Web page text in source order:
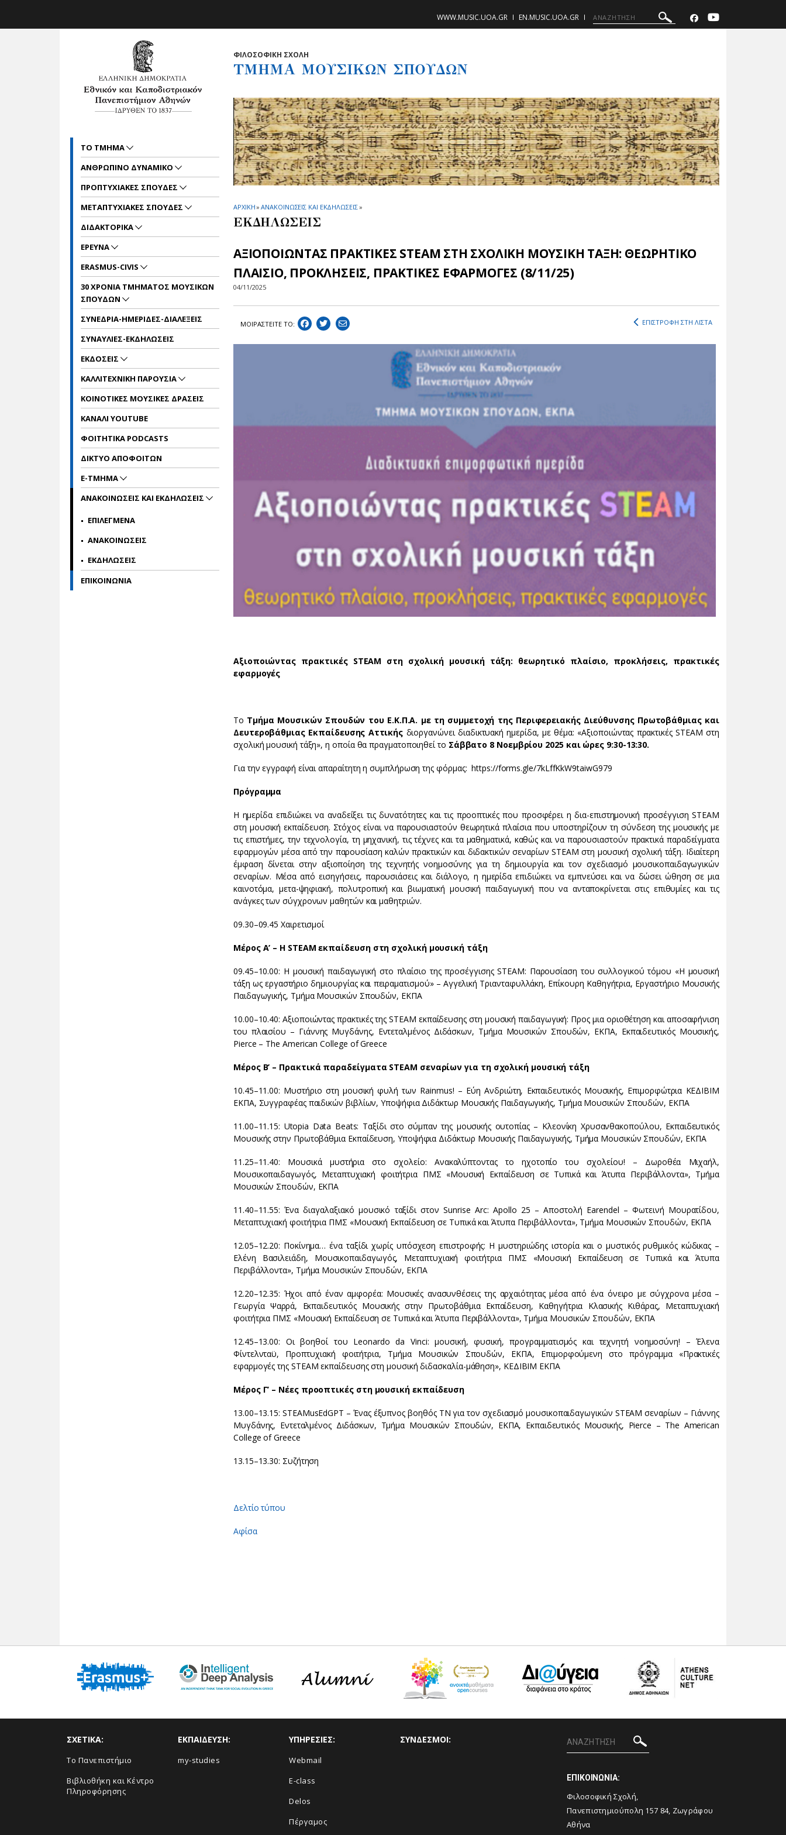
WWW.MUSIC.UOA.GR EN.MUSIC.UOA.GR
ΦΙΛΟΣΟΦΙΚΗ ΣΧΟΛΗ
ΤΜΗΜΑ ΜΟΥΣΙΚΩΝ ΣΠΟΥΔΩΝ
ΑΡΧΙΚΗ» ΑΝΑΚΟΙΝΩΣΕΙΣ ΚΑΙ ΕΚΔΗΛΩΣΕΙΣ»
ΕΚΔΗΛΩΣΕΙΣ
ΑΞΙΟΠΟΙΩΝΤΑΣ ΠΡΑΚΤΙΚΕΣ STEAM ΣΤΗ ΣΧΟΛΙΚΗ ΜΟΥΣΙΚΗ ΤΑΞΗ: ΘΕΩΡΗΤΙΚΟ
ΠΛΑΙΣΙΟ, ΠΡΟΚΛΗΣΕΙΣ, ΠΡΑΚΤΙΚΕΣ ΕΦΑΡΜΟΓΕΣ (8/11/25)
04/11/2025
ΜΟΙΡΑΣΤEIΤΕ ΤΟ: ΕΠΙΣΤΡΟΦΗ ΣΤΗ ΛΙΣΤΑ
Αξιοποιώντας πρακτικές STEAM στη σχολική μουσική τάξη: θεωρητικό πλαίσιο, προκλήσεις, πρακτικές
εφαρμογές
Το Τμήμα Μουσικών Σπουδών του Ε.Κ.Π.Α. με τη συμμετοχή της Περιφερειακής Διεύθυνσης Πρωτοβάθμιας και
Δευτεροβάθμιας Εκπαίδευσης Αττικής διοργανώνει διαδικτυακή ημερίδα, με θέμα: «Αξιοποιώντας πρακτικές STEAM στη
σχολική μουσική τάξη», η οποία θα πραγματοποιηθεί το Σάββατο 8 Νοεμβρίου 2025 και ώρες 9:30-13:30.
Για την εγγραφή είναι απαραίτητη η συμπλήρωση της φόρμας: https://forms.gle/7kLffKkW9taiwG979
Πρόγραμμα
Η ημερίδα επιδιώκει να αναδείξει τις δυνατότητες και τις προοπτικές που προσφέρει η δια-επιστημονική προσέγγιση STEAM
στη μουσική εκπαίδευση. Στόχος είναι να παρουσιαστούν θεωρητικά πλαίσια που υποστηρίζουν τη σύνδεση της μουσικής με
τις επιστήμες, την τεχνολογία, τη μηχανική, τις τέχνες και τα μαθηματικά, καθώς και να παρουσιαστούν πρακτικά παραδείγματα
εφαρμογών μέσα από την παρουσίαση καλών πρακτικών και διδακτικών σεναρίων STEAM στη μουσική σχολική τάξη. Ιδιαίτερη
έμφαση δίνεται στην αξιοποίηση της τεχνητής νοημοσύνης για τη δημιουργία και τον σχεδιασμό μουσικοπαιδαγωγικών
σεναρίων. Μέσα από εισηγήσεις, παρουσιάσεις και διάλογο, η ημερίδα επιδιώκει να εμπνεύσει και να δώσει ώθηση σε μια
καινοτόμα, μετα-ψηφιακή, πολυτροπική και βιωματική μουσική παιδαγωγική που να ανταποκρίνεται στις επιθυμίες και τις
ανάγκες των σύγχρονων μαθητών και μαθητριών.
09.30–09.45 Χαιρετισμοί
Μέρος Α’ – Η STEAM εκπαίδευση στη σχολική μουσική τάξη
09.45–10.00: Η μουσική παιδαγωγική στο πλαίσιο της προσέγγισης STEAM: Παρουσίαση του συλλογικού τόμου «Η μουσική
τάξη ως εργαστήριο δημιουργίας και πειραματισμού» – Αγγελική Τριανταφυλλάκη, Επίκουρη Καθηγήτρια, Εργαστήριο Μουσικής
Παιδαγωγικής, Τμήμα Μουσικών Σπουδών, ΕΚΠΑ
10.00–10.40: Αξιοποιώντας πρακτικές της STEAM εκπαίδευσης στη μουσική παιδαγωγική: Προς μια οριοθέτηση και αποσαφήνιση
του πλαισίου – Γιάννης Μυγδάνης, Εντεταλμένος Διδάσκων, Τμήμα Μουσικών Σπουδών, ΕΚΠΑ, Εκπαιδευτικός Μουσικής,
Pierce – The American College of Greece
Μέρος Β’ – Πρακτικά παραδείγματα STEAM σεναρίων για τη σχολική μουσική τάξη
10.45–11.00: Μυστήριο στη μουσική φυλή των Rainmus! – Εύη Ανδριώτη, Εκπαιδευτικός Μουσικής, Επιμορφώτρια ΚΕΔΙΒΙΜ
ΕΚΠΑ, Συγγραφέας παιδικών βιβλίων, Υποψήφια Διδάκτωρ Μουσικής Παιδαγωγικής, Τμήμα Μουσικών Σπουδών, ΕΚΠΑ
11.00–11.15: Utopia Data Beats: Ταξίδι στο σύμπαν της μουσικής ουτοπίας – Κλεονίκη Χρυσανθακοπούλου, Εκπαιδευτικός
Μουσικής στην Πρωτοβάθμια Εκπαίδευση, Υποψήφια Διδάκτωρ Μουσικής Παιδαγωγικής, Τμήμα Μουσικών Σπουδών, ΕΚΠΑ
11.25–11.40: Μουσικά μυστήρια στο σχολείο: Ανακαλύπτοντας το ηχοτοπίο του σχολείου! – Δωροθέα Μιχαήλ,
Μουσικοπαιδαγωγός, Μεταπτυχιακή φοιτήτρια ΠΜΣ «Μουσική Εκπαίδευση σε Τυπικά και Άτυπα Περιβάλλοντα», Τμήμα
Μουσικών Σπουδών, ΕΚΠΑ
11.40–11.55: Ένα διαγαλαξιακό μουσικό ταξίδι στον Sunrise Arc: Apollo 25 – Αποστολή Earendel – Φωτεινή Μουρατίδου,
Μεταπτυχιακή φοιτήτρια ΠΜΣ «Μουσική Εκπαίδευση σε Τυπικά και Άτυπα Περιβάλλοντα», Τμήμα Μουσικών Σπουδών, ΕΚΠΑ
12.05–12.20: Ποκίνημα… ένα ταξίδι χωρίς υπόσχεση επιστροφής: Η μυστηριώδης ιστορία και ο μυστικός ρυθμικός κώδικας –
Ελένη Βασιλειάδη, Μουσικοπαιδαγωγός, Μεταπτυχιακή φοιτήτρια ΠΜΣ «Μουσική Εκπαίδευση σε Τυπικά και Άτυπα
Περιβάλλοντα», Τμήμα Μουσικών Σπουδών, ΕΚΠΑ
12.20–12.35: Ήχοι από έναν αμφορέα: Μουσικές ανασυνθέσεις της αρχαιότητας μέσα από ένα όνειρο με σύγχρονα μέσα –
Γεωργία Ψαρρά, Εκπαιδευτικός Μουσικής στην Πρωτοβάθμια Εκπαίδευση, Καθηγήτρια Κλασικής Κιθάρας, Μεταπτυχιακή
φοιτήτρια ΠΜΣ «Μουσική Εκπαίδευση σε Τυπικά και Άτυπα Περιβάλλοντα», Τμήμα Μουσικών Σπουδών, ΕΚΠΑ
12.45–13.00: Οι βοηθοί του Leonardo da Vinci: μουσική, φυσική, προγραμματισμός και τεχνητή νοημοσύνη! – Έλενα
Φίντελνταϋ, Προπτυχιακή φοιτήτρια, Τμήμα Μουσικών Σπουδών, ΕΚΠΑ, Επιμορφούμενη στο πρόγραμμα «Πρακτικές
εφαρμογές της STEAM εκπαίδευσης στη μουσική διδασκαλία-μάθηση», ΚΕΔΙΒΙΜ ΕΚΠΑ
Μέρος Γ’ – Νέες προοπτικές στη μουσική εκπαίδευση
13.00–13.15: STEAMusEdGPT – Ένας έξυπνος βοηθός ΤΝ για τον σχεδιασμό μουσικοπαιδαγωγικών STEAM σεναρίων – Γιάννης
Μυγδάνης, Εντεταλμένος Διδάσκων, Τμήμα Μουσικών Σπουδών, ΕΚΠΑ, Εκπαιδευτικός Μουσικής, Pierce – The American
College of Greece
13.15–13.30: Συζήτηση
Δελτίο τύπου
Αφίσα
ΤΟ ΤΜΗΜΑ
ΑΝΘΡΩΠΙΝΟ ΔΥΝΑΜΙΚΟ
ΠΡΟΠΤΥΧΙΑΚΕΣ ΣΠΟΥΔΕΣ
METAΠΤΥΧΙΑΚΕΣ ΣΠΟΥΔΕΣ
ΔΙΔΑΚΤΟΡΙΚΑ
ΕΡΕΥΝΑ
ERASMUS-CIVIS
30 ΧΡΟΝΙΑ ΤΜΗΜΑΤΟΣ ΜΟΥΣΙΚΩΝ
ΣΠΟΥΔΩΝ
ΣΥΝΕΔΡΙΑ-ΗΜΕΡΙΔΕΣ-ΔΙΑΛΕΞΕΙΣ
ΣΥΝΑΥΛΙΕΣ-ΕΚΔΗΛΩΣΕΙΣ
ΕΚΔΟΣΕΙΣ
ΚΑΛΛΙΤΕΧΝΙΚΗ ΠΑΡΟΥΣΙΑ
ΚΟΙΝΟΤΙΚΕΣ ΜΟΥΣΙΚΕΣ ΔΡΑΣΕΙΣ
ΚΑΝΑΛΙ YOUTUBE
ΦΟΙΤΗΤΙΚΑ PODCASTS
ΔΙΚΤΥΟ ΑΠΟΦΟΙΤΩΝ
E-TMHMA
ΑΝΑΚΟΙΝΩΣΕΙΣ ΚΑΙ ΕΚΔΗΛΩΣΕΙΣ
ΕΠΙΛΕΓΜΕΝΑ
ΑΝΑΚΟΙΝΩΣΕΙΣ
ΕΚΔΗΛΩΣΕΙΣ
ΕΠΙΚΟΙNΩΝΙΑ
ΣΧΕΤΙΚΑ:
Το Πανεπιστήμιο
Βιβλιοθήκη και Κέντρο
Πληροφόρησης
ΕΚΠΑΙΔΕΥΣΗ:
my-studies
ΥΠΗΡΕΣΙΕΣ:
Webmail
E-class
Delos
Πέργαμος
ΣΥΝΔΕΣΜΟΙ:
ΕΠΙΚΟΙΝΩΝΙΑ:
Φιλοσοφική Σχολή,
Πανεπιστημιούπολη 157 84, Ζωγράφου
Αθήνα